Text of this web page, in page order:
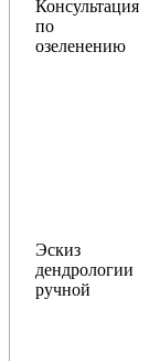
Консультация
по
озеленению
Эскиз
дендрологии
ручной